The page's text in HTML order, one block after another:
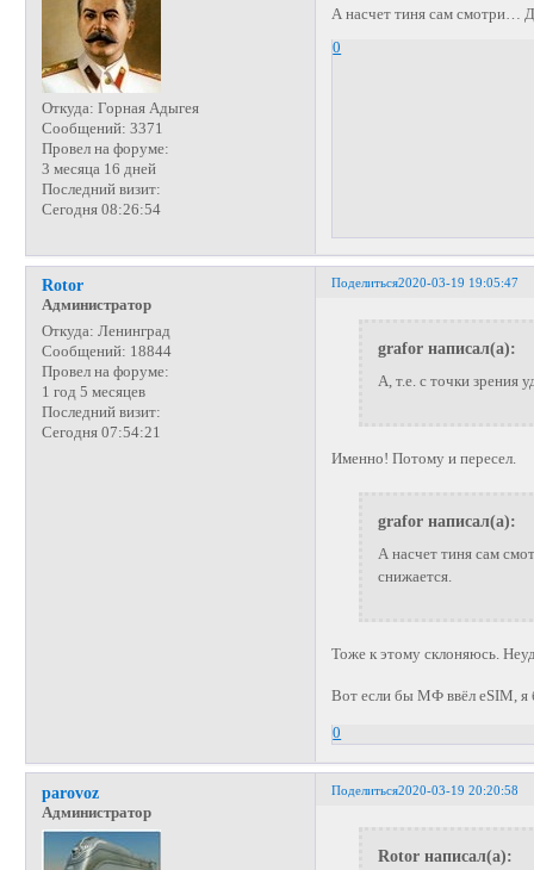
Откуда: Горная Адыгея
Сообщений: 3371
Провел на форуме:
3 месяца 16 дней
Последний визит:
Сегодня 08:26:54
А насчет тиня сам смотри…
0
Поделиться2020-03-19 19:05:47
Rotor
Администратор
Откуда: Ленинград
Сообщений: 18844
Провел на форуме:
1 год 5 месяцев
Последний визит:
Сегодня 07:54:21
grafor написал(а):
А, т.е. с точки зрения
Именно! Потому и пересел.
grafor написал(а):
А насчет тиня сам
снижается.
Тоже к этому склоняюсь.
Вот если бы МФ ввёл eSIM, я
0
Поделиться2020-03-19 20:20:58
parovoz
Администратор
Rotor написал(а):